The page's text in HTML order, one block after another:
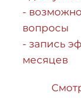
-
вопросы
- запись
месяцев